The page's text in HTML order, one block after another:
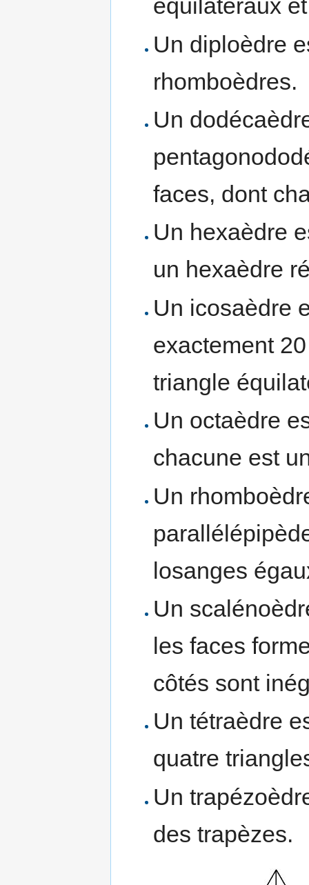
équilatéraux
Un diploèdre
rhomboèdres.
Un
faces, dont
Un hexaèdre
un hexaèdre
Un icosaèdre
exactement
triangle
Un octaèdre
chacune est
Un
losanges
Un
les faces
côtés sont
Un tétraèdre
quatre
Un
des trapèzes.